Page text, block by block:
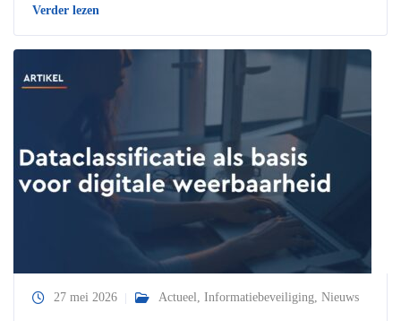
Verder lezen
27 mei 2026 Actueel, Informatiebeveiliging, Nieuws